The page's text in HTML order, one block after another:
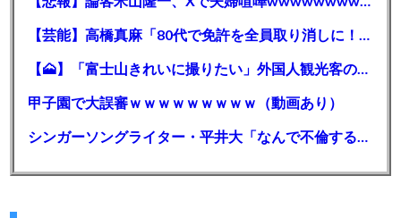
【芸能】高橋真麻「80代で免許を全員取り消しに！」 高齢ドライバーの事故問題で、高齢者の運転免許取り消し法を提案
【🗻】「富士山きれいに撮りたい」外国人観光客のレンタカー事故が急増…「ハンドルが逆で慣れず」、道の狭さも
甲子園で大誤審ｗｗｗｗｗｗｗｗｗ（動画あり）
シンガーソングライター・平井大「なんで不倫するか知ってる？妥協で結婚するからさ。」←浅すぎると大炎上